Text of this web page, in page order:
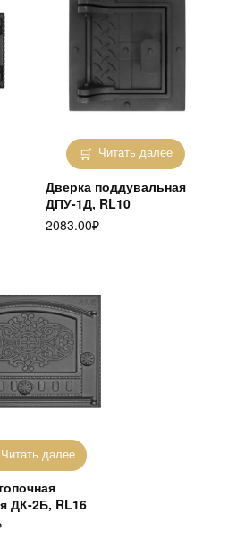
Читать далее
Дверка поддувальная
ДПУ-1Д, RL10
2083.00₽
Читать далее
ДК-2Б, RL16